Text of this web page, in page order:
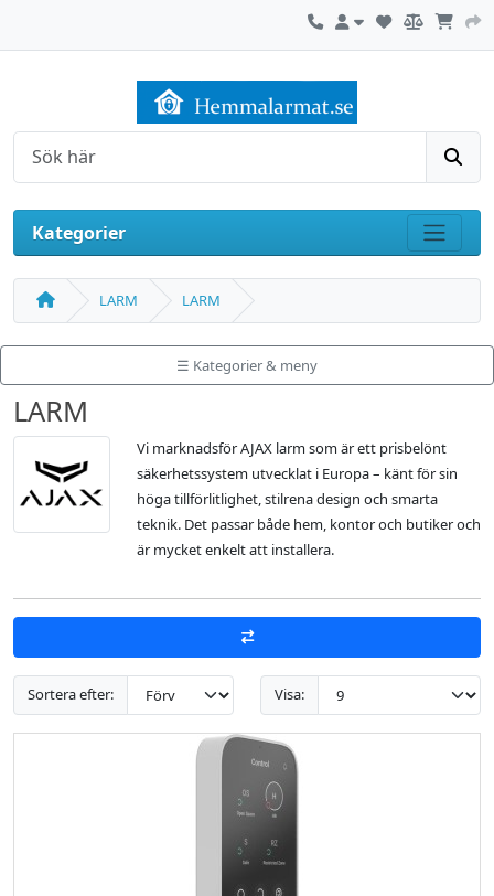
Kontakta oss
Mitt konto
Sök
Kategorier
Visa
LARM LARM
☰ Kategorier & meny
LARM
Vi marknadsför AJAX larm som är ett prisbelönt
säkerhetssystem utvecklat i Europa – känt för sin
höga tillförlitlighet, stilrena design och smarta
teknik. Det passar både hem, kontor och butiker och
är mycket enkelt att installera.
Sortera efter: Visa: